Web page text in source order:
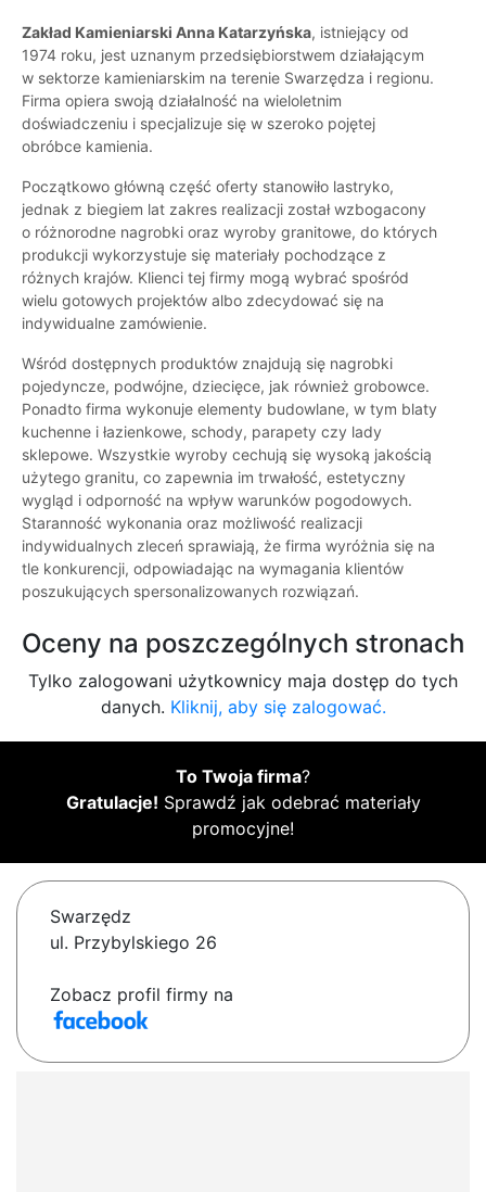
Zakład Kamieniarski Anna Katarzyńska, istniejący od
1974 roku, jest uznanym przedsiębiorstwem działającym
w sektorze kamieniarskim na terenie Swarzędza i regionu.
Firma opiera swoją działalność na wieloletnim
doświadczeniu i specjalizuje się w szeroko pojętej
obróbce kamienia.
Początkowo główną część oferty stanowiło lastryko,
jednak z biegiem lat zakres realizacji został wzbogacony
o różnorodne nagrobki oraz wyroby granitowe, do których
produkcji wykorzystuje się materiały pochodzące z
różnych krajów. Klienci tej firmy mogą wybrać spośród
wielu gotowych projektów albo zdecydować się na
indywidualne zamówienie.
Wśród dostępnych produktów znajdują się nagrobki
pojedyncze, podwójne, dziecięce, jak również grobowce.
Ponadto firma wykonuje elementy budowlane, w tym blaty
kuchenne i łazienkowe, schody, parapety czy lady
sklepowe. Wszystkie wyroby cechują się wysoką jakością
użytego granitu, co zapewnia im trwałość, estetyczny
wygląd i odporność na wpływ warunków pogodowych.
Staranność wykonania oraz możliwość realizacji
indywidualnych zleceń sprawiają, że firma wyróżnia się na
tle konkurencji, odpowiadając na wymagania klientów
poszukujących spersonalizowanych rozwiązań.
Oceny na poszczególnych stronach
Tylko zalogowani użytkownicy maja dostęp do tych
danych. Kliknij, aby się zalogować.
To Twoja firma?
Gratulacje! Sprawdź jak odebrać materiały
promocyjne!
Swarzędz
ul. Przybylskiego 26
Zobacz profil firmy na